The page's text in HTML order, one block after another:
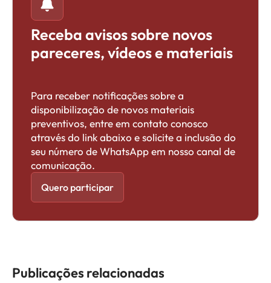
Receba avisos sobre novos
pareceres, vídeos e materiais
Para receber notificações sobre a
disponibilização de novos materiais
preventivos, entre em contato conosco
através do link abaixo e solicite a inclusão do
seu número de WhatsApp em nosso canal de
comunicação.
Quero participar
Publicações relacionadas